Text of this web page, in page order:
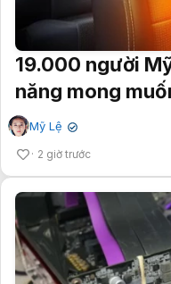
19.000 người
năng mong
Mỹ Lệ ✔
2 giờ trước